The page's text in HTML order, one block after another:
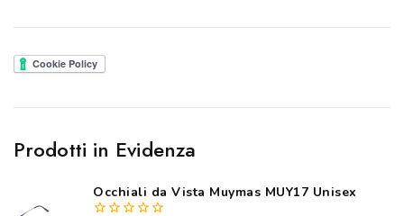
Prodotti in Evidenza
Occhiali da Vista Muymas MUY17 Unisex